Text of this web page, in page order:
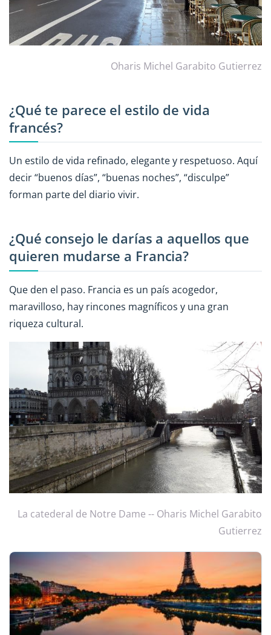
Oharis Michel Garabito Gutierrez
¿Qué te parece el estilo de vida
francés?
Un estilo de vida refinado, elegante y respetuoso. Aquí
decir “buenos días”, “buenas noches”, “disculpe”
forman parte del diario vivir.
¿Qué consejo le darías a aquellos que
quieren mudarse a Francia?
Que den el paso. Francia es un país acogedor,
maravilloso, hay rincones magníficos y una gran
riqueza cultural.
La catederal de Notre Dame -- Oharis Michel Garabito
Gutierrez